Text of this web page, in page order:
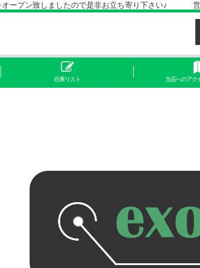
致しましたので是非お立ち寄り下さい♪ 営業
在庫リスト 当店へのア